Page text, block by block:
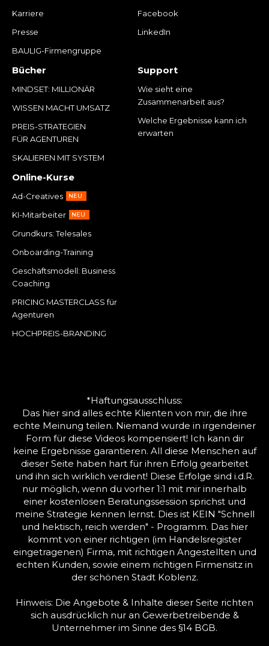
Karriere
Presse
BAULIG-Firmengruppe
Facebook
LinkedIn
Bücher
MINDSET: MILLIONÄR
WISSEN MACHT UMSATZ
PREIS-STRATEGIEN
FÜR AGENTUREN
SKALIEREN MIT SYSTEM
Online-Kurse
Ad-Creatives NEU
KI-Mitarbeiter NEU
Grundkurs: Telesales
Onboarding-Training
Geschäftsmodell: Business
Coaching
PRICING MASTERCLASS für
Agenturen
HOCHPREIS-BRANDING
Support
Wie sieht eine
Zusammenarbeit aus?
Welche Ergebnisse kann ich
erwarten
*Haftungsausschluss:
Das hier sind alles echte Klienten von mir, die ihre
echte Meinung teilen. Niemand wurde in irgendeiner
Form für diese Videos kompensiert! Ich kann dir
keine Ergebnisse garantieren. All diese Menschen auf
dieser Seite haben hart für ihren Erfolg gearbeitet
und ihn sich wirklich verdient! Diese Erfolge sind i.d.R.
nur möglich, wenn du vorher 1:1 mit mir innerhalb
einer kostenlosen Beratungssession sprichst und
meine Strategie kennen lernst. Dies ist KEIN "Schnell
und hektisch, reich werden" - Programm. Das hier
kommt von einer richtigen (im Handelsregister
eingetragenen) Firma, mit richtigen Angestellten und
echten Kunden, sowie einem richtigen Firmensitz in
der schönen Stadt Koblenz.
Hinweis: Die Angebote & Inhalte dieser Seite richten
sich ausdrücklich nur an Gewerbetreibende &
Unternehmer im Sinne des §14 BGB.